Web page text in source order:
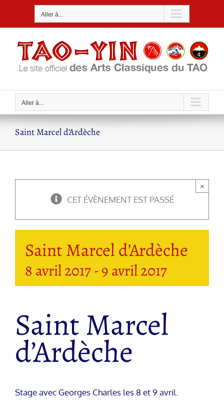
Aller à...
Aller à...
Saint Marcel d’Ardèche
CET ÉVÈNEMENT EST PASSÉ
×
Saint Marcel d’Ardèche
8 avril 2017-9 avril 2017
Saint Marcel
d’Ardèche
Stage avec Georges Charles les 8 et 9 avril.